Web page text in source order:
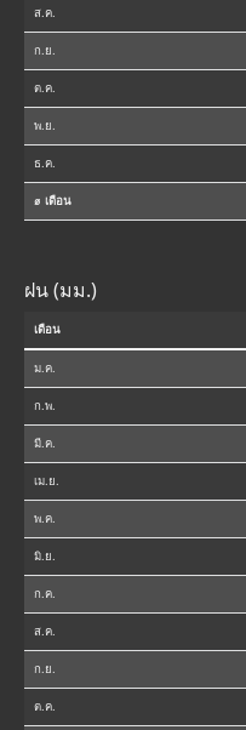
ส.ค.
ก.ย.
ต.ค.
พ.ย.
ธ.ค.
⌀ เดือน
ฝน (มม.)
เดือน
ม.ค.
ก.พ.
มี.ค.
เม.ย.
พ.ค.
มิ.ย.
ก.ค.
ส.ค.
ก.ย.
ต.ค.